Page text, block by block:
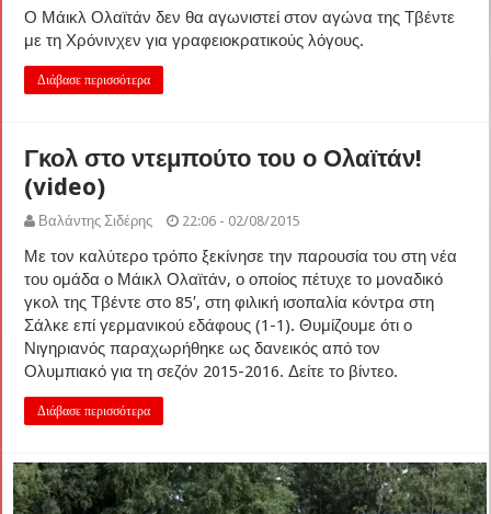
Ο Μάικλ Ολαϊτάν δεν θα αγωνιστεί στον αγώνα της Τβέντε
με τη Χρόνινχεν για γραφειοκρατικούς λόγους.
Διάβασε περισσότερα
Γκολ στο ντεμπούτο του ο Ολαϊτάν!
(video)
Βαλάντης Σιδέρης 22:06 - 02/08/2015
Με τον καλύτερο τρόπο ξεκίνησε την παρουσία του στη νέα
του ομάδα ο Μάικλ Ολαϊτάν, ο οποίος πέτυχε το μοναδικό
γκολ της Τβέντε στο 85′, στη φιλική ισοπαλία κόντρα στη
Σάλκε επί γερμανικού εδάφους (1-1). Θυμίζουμε ότι ο
Νιγηριανός παραχωρήθηκε ως δανεικός από τον
Ολυμπιακό για τη σεζόν 2015-2016. Δείτε το βίντεο.
Διάβασε περισσότερα